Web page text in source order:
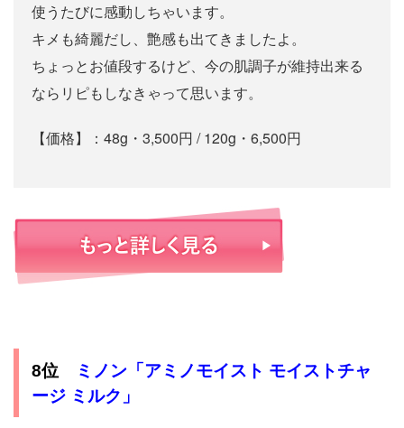
使うたびに感動しちゃいます。
キメも綺麗だし、艶感も出てきましたよ。
ちょっとお値段するけど、今の肌調子が維持出来る
ならリピもしなきゃって思います。
【価格】：48g・3,500円 / 120g・6,500円
8位
ミノン「アミノモイスト モイストチャ
ージ ミルク」